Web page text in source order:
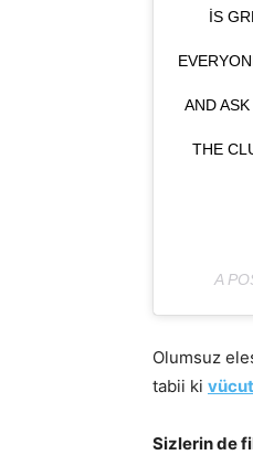
IS
AND
THE
A
Olumsuz
tabii ki
Sizlerin de